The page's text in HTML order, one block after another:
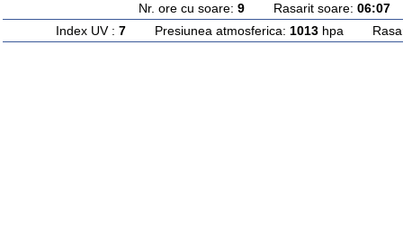
Nr. ore cu soare: 9Rasarit soare: 06:07
Index UV : 7Presiunea atmosferica: 1013hpa